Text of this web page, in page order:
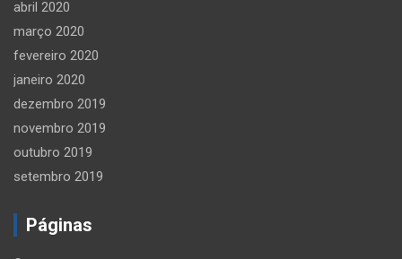
abril 2020
março 2020
fevereiro 2020
janeiro 2020
dezembro 2019
novembro 2019
outubro 2019
setembro 2019
Páginas